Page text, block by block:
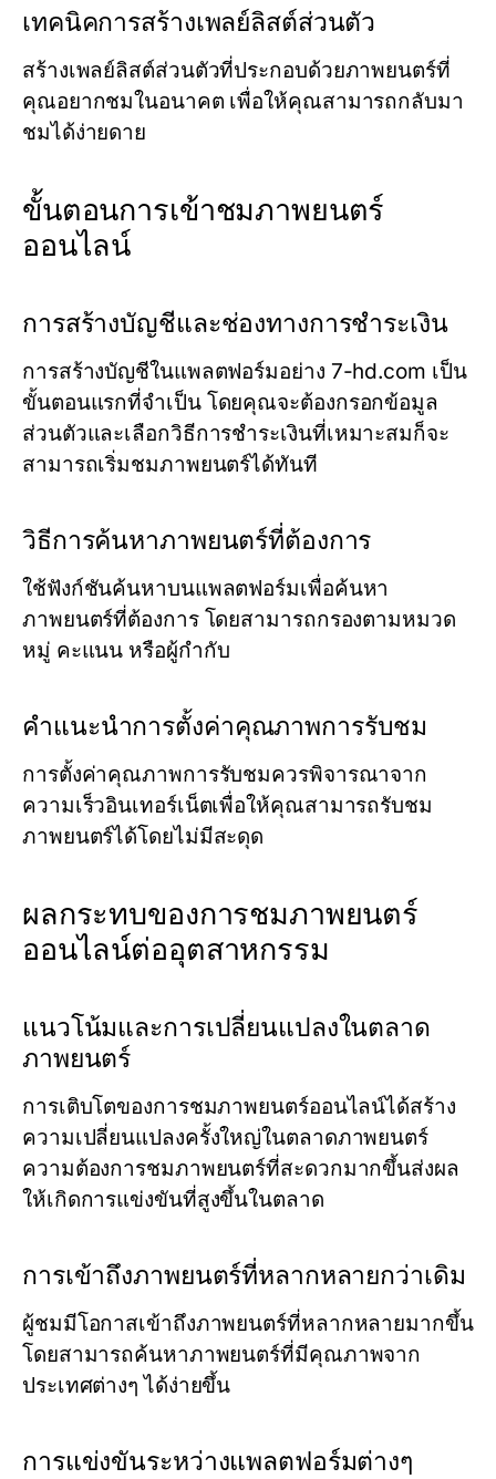
เทคนิคการสร้างเพลย์ลิสต์ส่วนตัว
สร้างเพลย์ลิสต์ส่วนตัวที่ประกอบด้วยภาพยนตร์ที่
คุณอยากชมในอนาคต เพื่อให้คุณสามารถกลับมา
ชมได้ง่ายดาย
ขั้นตอนการเข้าชมภาพยนตร์
ออนไลน์
การสร้างบัญชีและช่องทางการชำระเงิน
การสร้างบัญชีในแพลตฟอร์มอย่าง 7-hd.com เป็น
ขั้นตอนแรกที่จำเป็น โดยคุณจะต้องกรอกข้อมูล
ส่วนตัวและเลือกวิธีการชำระเงินที่เหมาะสมก็จะ
สามารถเริ่มชมภาพยนตร์ได้ทันที
วิธีการค้นหาภาพยนตร์ที่ต้องการ
ใช้ฟังก์ชันค้นหาบนแพลตฟอร์มเพื่อค้นหา
ภาพยนตร์ที่ต้องการ โดยสามารถกรองตามหมวด
หมู่ คะแนน หรือผู้กำกับ
คำแนะนำการตั้งค่าคุณภาพการรับชม
การตั้งค่าคุณภาพการรับชมควรพิจารณาจาก
ความเร็วอินเทอร์เน็ตเพื่อให้คุณสามารถรับชม
ภาพยนตร์ได้โดยไม่มีสะดุด
ผลกระทบของการชมภาพยนตร์
ออนไลน์ต่ออุตสาหกรรม
แนวโน้มและการเปลี่ยนแปลงในตลาด
ภาพยนตร์
การเติบโตของการชมภาพยนตร์ออนไลน์ได้สร้าง
ความเปลี่ยนแปลงครั้งใหญ่ในตลาดภาพยนตร์
ความต้องการชมภาพยนตร์ที่สะดวกมากขึ้นส่งผล
ให้เกิดการแข่งขันที่สูงขึ้นในตลาด
การเข้าถึงภาพยนตร์ที่หลากหลายกว่าเดิม
ผู้ชมมีโอกาสเข้าถึงภาพยนตร์ที่หลากหลายมากขึ้น
โดยสามารถค้นหาภาพยนตร์ที่มีคุณภาพจาก
ประเทศต่างๆ ได้ง่ายขึ้น
การแข่งขันระหว่างแพลตฟอร์มต่างๆ